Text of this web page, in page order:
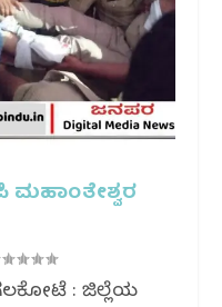
: ಜಿಲ್ಲೆಯ